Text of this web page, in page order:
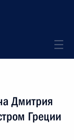
Дмитрия
Греции